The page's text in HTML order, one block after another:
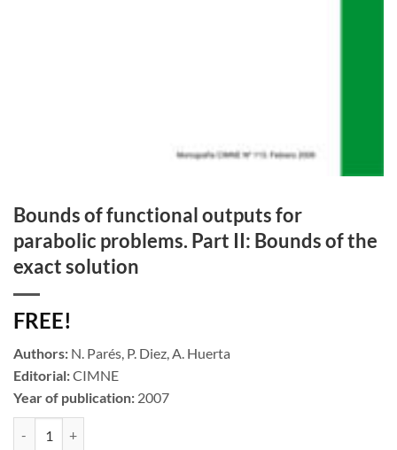
Bounds of functional outputs for
parabolic problems. Part II: Bounds of the
exact solution
FREE!
Authors: N. Parés, P. Diez, A. Huerta
Editorial:CIMNE
Year of publication: 2007